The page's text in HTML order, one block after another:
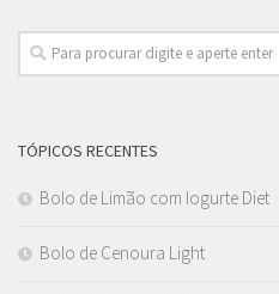
TÓPICOS RECENTES
Bolo de Limão com Iogurte Diet
Bolo de Cenoura Light